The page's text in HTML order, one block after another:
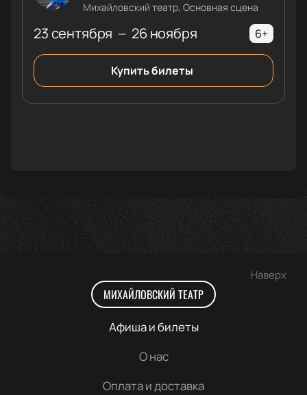
23 сентября — 26 ноября
Михайловский театр, Основная сцена
6+
Купить билеты
Наверх
МИХАЙЛОВСКИЙ ТЕАТР
Афиша и билеты
О нас
Оплата и доставка